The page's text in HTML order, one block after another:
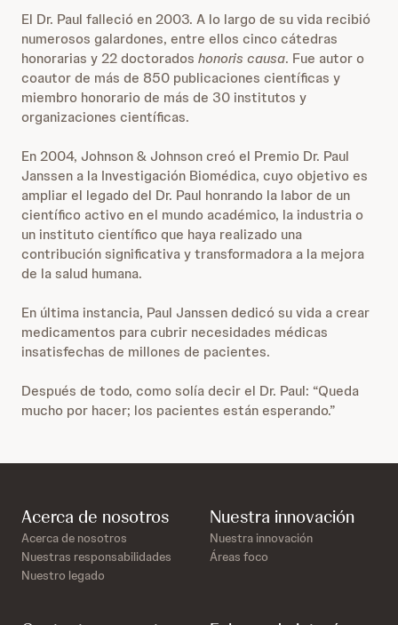
El Dr. Paul falleció en 2003. A lo largo de su vida recibió
numerosos galardones, entre ellos cinco cátedras
honorarias y 22 doctorados honoris causa. Fue autor o
coautor de más de 850 publicaciones científicas y
miembro honorario de más de 30 institutos y
organizaciones científicas.
En 2004, Johnson & Johnson creó el Premio Dr. Paul
Janssen a la Investigación Biomédica, cuyo objetivo es
ampliar el legado del Dr. Paul honrando la labor de un
científico activo en el mundo académico, la industria o
un instituto científico que haya realizado una
contribución significativa y transformadora a la mejora
de la salud humana.
En última instancia, Paul Janssen dedicó su vida a crear
medicamentos para cubrir necesidades médicas
insatisfechas de millones de pacientes.
Después de todo, como solía decir el Dr. Paul: “Queda
mucho por hacer; los pacientes están esperando.”
Acerca de nosotros
Acerca de nosotros
Nuestras responsabilidades
Nuestro legado
Nuestra innovación
Nuestra innovación
Áreas foco